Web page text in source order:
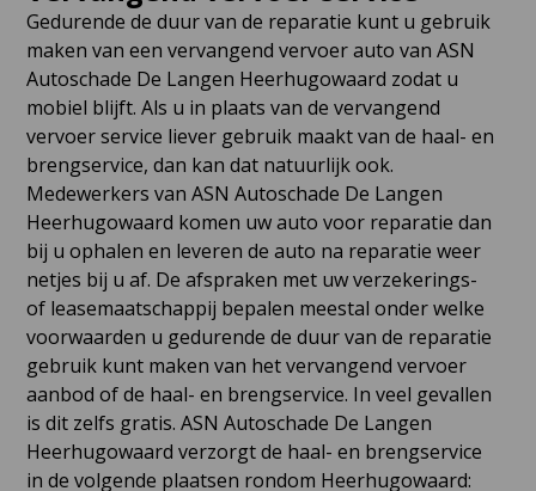
Gedurende de duur van de reparatie kunt u gebruik
maken van een vervangend vervoer auto van ASN
Autoschade De Langen Heerhugowaard zodat u
mobiel blijft. Als u in plaats van de vervangend
vervoer service liever gebruik maakt van de haal- en
brengservice, dan kan dat natuurlijk ook.
Medewerkers van ASN Autoschade De Langen
Heerhugowaard komen uw auto voor reparatie dan
bij u ophalen en leveren de auto na reparatie weer
netjes bij u af. De afspraken met uw verzekerings-
of leasemaatschappij bepalen meestal onder welke
voorwaarden u gedurende de duur van de reparatie
gebruik kunt maken van het vervangend vervoer
aanbod of de haal- en brengservice. In veel gevallen
is dit zelfs gratis. ASN Autoschade De Langen
Heerhugowaard verzorgt de haal- en brengservice
in de volgende plaatsen rondom Heerhugowaard: